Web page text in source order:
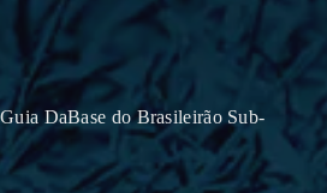
DaBase do Brasileirão Sub-